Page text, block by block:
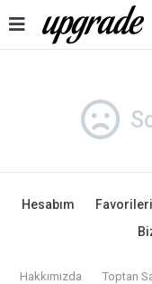
Hesabım
Hakkımızda Toptan